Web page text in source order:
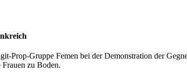
Prop-Gruppe Femen bei der Demonstration der
Frauen zu Boden.